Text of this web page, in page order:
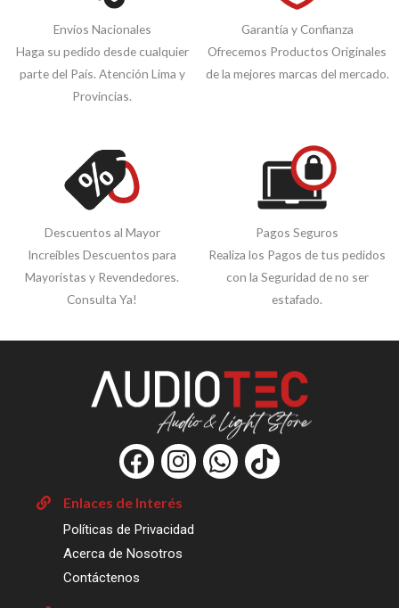
Envíos Nacionales
Haga su pedido desde cualquier
parte del País. Atención Lima y
Provincias.
Garantía y Confianza
Ofrecemos Productos Originales
de la mejores marcas del mercado.
Descuentos al Mayor
Increíbles Descuentos para
Mayoristas y Revendedores.
Consulta Ya!
Pagos Seguros
Realiza los Pagos de tus pedidos
con la Seguridad de no ser
estafado.
Enlaces de Interés
Políticas de Privacidad
Acerca de Nosotros
Contáctenos
F
a
c
e
b
o
I
n
s
t
a
W
h
T
i